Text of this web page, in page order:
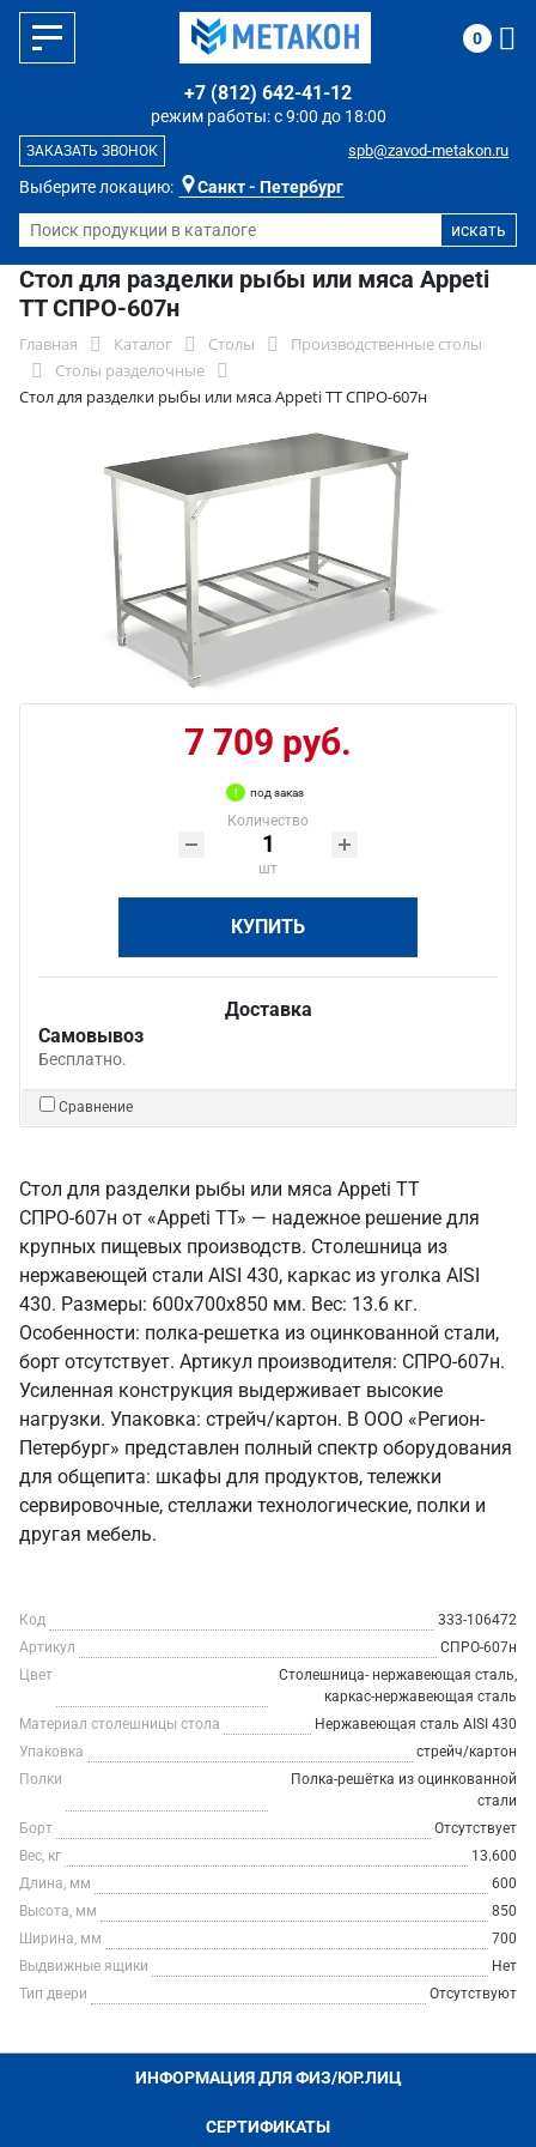
Выберите локацию: Санкт - Петербург
режим работы: с 9:00 до 18:00
+7 (812) 642-41-12
spb@zavod-metakon.ru
ЗАКАЗАТЬ ЗВОНОК
0
Стол для разделки рыбы или мяса Appeti
ТТ СПРО-607н
Главная Каталог Столы
Производственные столы
Столы разделочные
Стол для разделки рыбы или мяса Appeti ТТ СПРО-607н
7 709 руб.
под заказ
Количество
шт
КУПИТЬ
Доставка
Самовывоз
Бесплатно.
Сравнение
Стол для разделки рыбы или мяса Appeti ТТ
СПРО-607н от «Appeti ТТ» — надежное решение для
крупных пищевых производств. Столешница из
нержавеющей стали AISI 430, каркас из уголка AISI
430. Размеры: 600x700x850 мм. Вес: 13.6 кг.
Особенности: полка-решетка из оцинкованной стали,
борт отсутствует. Артикул производителя: СПРО-607н.
Усиленная конструкция выдерживает высокие
нагрузки. Упаковка: стрейч/картон. В ООО «Регион-
Петербург» представлен полный спектр оборудования
для общепита: шкафы для продуктов, тележки
сервировочные, стеллажи технологические, полки и
другая мебель.
Код
333-106472
Артикул
СПРО-607н
Цвет
Столешница- нержавеющая сталь,
каркас-нержавеющая сталь
Материал столешницы стола
Нержавеющая сталь AISI 430
Упаковка
стрейч/картон
Полки
Полка-решётка из оцинкованной
стали
Борт
Отсутствует
Вес, кг
13.600
Длина, мм
600
Высота, мм
850
Ширина, мм
700
Выдвижные ящики
Нет
Тип двери
Отсутствуют
ИНФОРМАЦИЯ ДЛЯ ФИЗ/ЮР.ЛИЦ
СЕРТИФИКАТЫ